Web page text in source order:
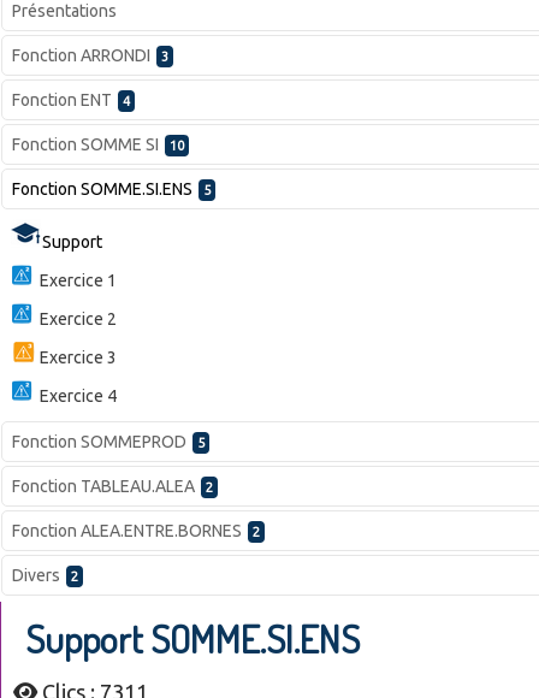
Présentations
Fonction ARRONDI 3
Fonction ENT 4
Fonction SOMME SI 10
Fonction SOMME.SI.ENS 5
Support
Exercice 1
Exercice 2
Exercice 3
Exercice 4
Fonction SOMMEPROD 5
Fonction TABLEAU.ALEA 2
Fonction ALEA.ENTRE.BORNES 2
Divers 2
Support SOMME.SI.ENS
Clics : 7311